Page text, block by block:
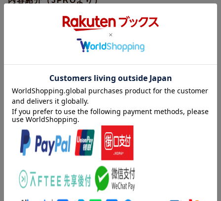
偉人には、不思議な話アリ！？
空を飛ぶ聖徳太子、夢枕に立つ坂本龍馬、鬼退治伝説多すぎな坂
上田村麻呂、泣く木にビビる織田信長……。
人気・有名な歴史人物の不思議な話、怪談・伝説の主役になった
人物、「怪談」という文化に関わった人物……。
怪奇・不思議エピソードをまんがやイラストで紹介。
一風変わった視点から、偉人たちの知られざる一面が分かるか
も……？
歴史と怪談の新しい楽しみ方を見つけられるかも。
●偉人のふしぎな話
神や仏との遭遇、ふしぎな能力、奇妙な出自、超常体験……。
偉人にまつわる、ふしぎでときどき怖いエピソードを紹介。
収録人物：
聖徳太子、天智天皇、藤原鎌足、鑑真、行基、紫式部、西行、北
条政子、日蓮、北条時宗、兼好法師、楠木正成、足利尊氏、フラ
ンシスコ＝ザビエル、織田信長、豊臣秀吉、島津義弘、徳川家
康、徳川家光、徳川光圀、坂本龍馬、芥川龍之介
内容紹介（「BOOK」データベースより）
奇妙なできごと、妖怪退治、超常現象…。偉人の不思議な話をま